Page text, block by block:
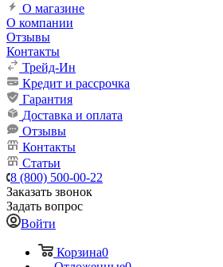
О магазине
О компании
Отзывы
Контакты
Трейд-Ин
Кредит и рассрочка
Гарантия
Доставка и оплата
Отзывы
Контакты
Статьи
8 (800) 500-00-22
Заказать звонок
Задать вопрос
Войти
Корзина0